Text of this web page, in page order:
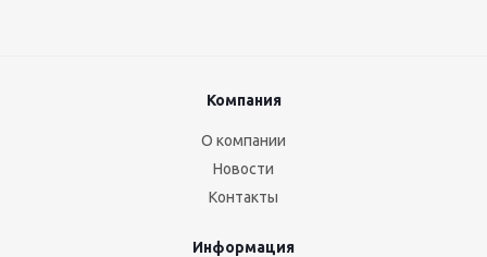
Компания
О компании
Новости
Контакты
Информация